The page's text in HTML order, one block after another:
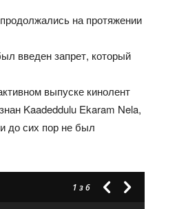
на протяжении
введен запрет, который
выпуске кинолент
Kaadeddulu Ekaram Nela,
до сих пор не был
1 з 6